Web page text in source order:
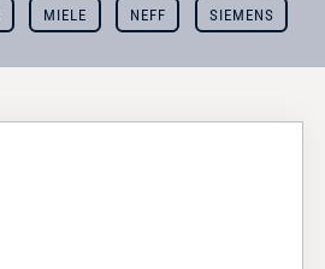
MIELE NEFF SIEMENS